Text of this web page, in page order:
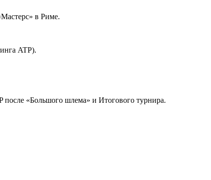
в Риме.
ATP).
«Большого шлема» и Итогового турнира.